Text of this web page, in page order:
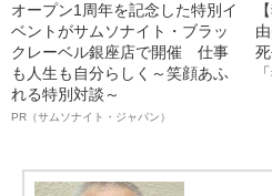
オープン1周年を記念した特別イ
ベントがサムソナイト・ブラッ
クレーベル銀座店で開催 仕事
も人生も自分らしく～笑顔あふ
れる特別対談～
PR（サムソナイト・ジャパン）